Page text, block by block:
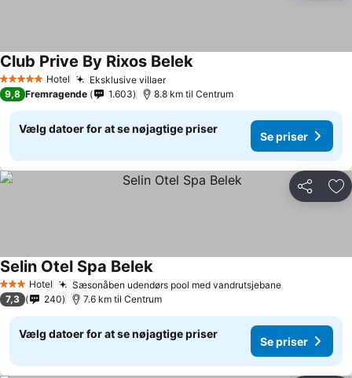
5 Stjerner Hotel Eksklusive villaer
Club Prive By Rixos Belek
9,8 Fremragende 1.603 8.8 km til Centrum
Vælg datoer for at se nøjagtige priser
Se priser
Del
3 StjernerHotel Sæsonåben udendørs pool med vandrutsjebane
Selin Otel Spa Belek
7,3 240 7.6 km til Centrum
Vælg datoer for at se nøjagtige priser
Se priser